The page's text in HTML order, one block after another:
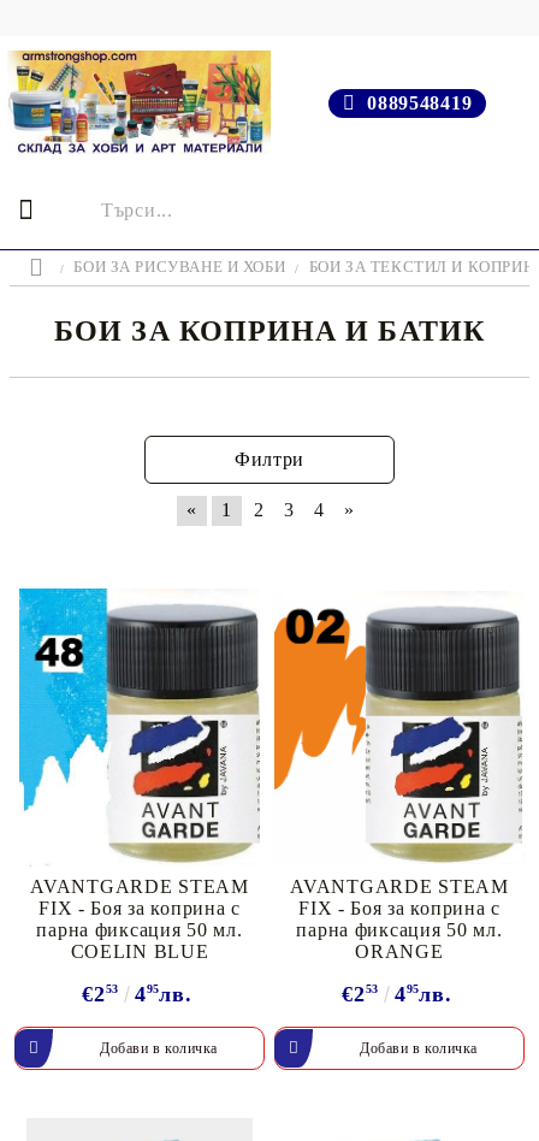
0889548419
БОИ ЗА РИСУВАНЕ И ХОБИ БОИ ЗА ТЕКСТИЛ И
БОИ ЗА КОПРИНА И БАТИК
Филтри
« 1 2 3 4 »
AVANTGARDE STEAM
FIX - Боя за коприна с
парна фиксация 50 мл.
COELIN BLUE
€253 495лв.
AVANTGARDE STEAM
FIX - Боя за коприна с
парна фиксация 50 мл.
ORANGE
€253 495лв.